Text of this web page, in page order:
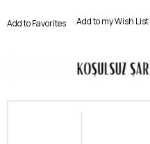
Add to Favorites Add to my Wish List